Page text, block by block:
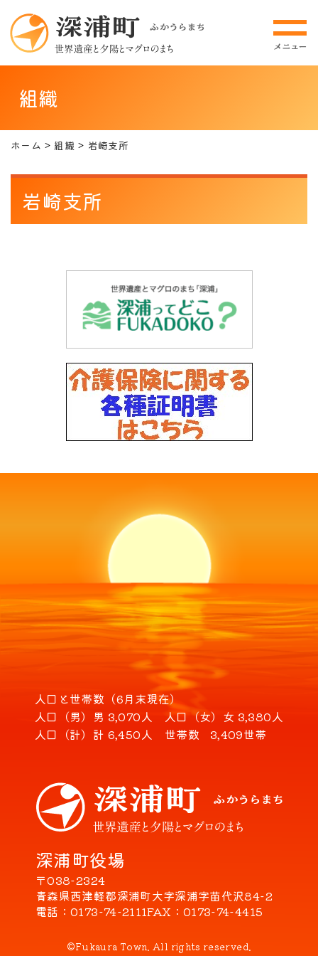
組織
ホーム 組織 岩崎支所
岩崎支所
深浦町役場
〒038-2324
青森県西津軽郡深浦町大字深浦字苗代沢84-2
電話
0173-74-2111FAX 0173-74-4415
人口と世帯数（6月末現在）
人口（男） 男 3,070人 人口（女） 女 3,380人
人口（計） 計 6,450人 世帯数 3,409世帯
©Fukaura Town. All rights reserved.